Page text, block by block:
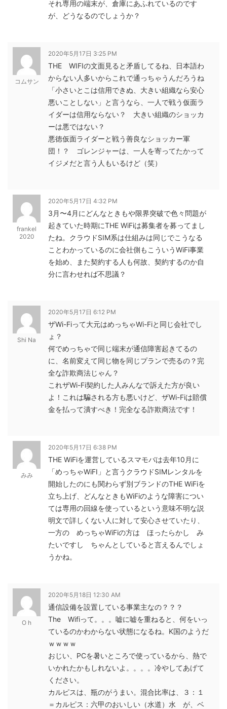
それ専用の端末が、倉庫にあふれているのです
が、どうなるのでしょうか？
コムサン
2020年5月17日 3:25 PM
THE WIFIの文面見ると矛盾してるね、日本語わ
からない人多いからこれで通っちゃうんだろうね
「小さいとこは信用できぬ、大きい組織なら安心
悪いことしない」と言うなら、一人で戦う仮面ラ
イダーは信用ならない？ 大きい組織のショッカ
ーは悪ではない？
悪徳仮面ライダーと戦う善良なショッカー軍
団！？ ゴレンジャーは、一人を寄ってたかって
イジメだと言う人もいるけど（笑）
frankel
2020
2020年5月17日 4:32 PM
3月〜4月にどんなときもや限界突破で色々問題が
起きていた時期にTHE WiFiは募集者を募ってまし
たね。クラウドSIM系は仕組みは同じでこうなる
ことわかっているのに会社側もこういうWiFi事業
を始め、また契約する人も何故、契約するのか自
分に言わせれば不思議？
Shi Na
2020年5月17日 6:12 PM
ザWi-Fiって大元はめっちゃWi-Fiと同じ会社でし
ょ？
何でめっちゃで同じ端末が通信障害起きてるの
に、名前変えて同じ物を同じプランで売るの？完
全な詐欺商法じゃん？
これザWi-Fi契約した人みんなで訴えた方が良い
よ！これは騙される方も悪いけど、ザWi-Fiは賠償
金を払って潰すべき！完全なる詐欺商法です！
みみ
2020年5月17日 6:38 PM
THE WiFiを運営しているスマモバは去年10月に
「めっちゃWiFI」と言うクラウドSIMレンタルを
開始したのにも関わらず別ブランドのTHE WiFiを
立ち上げ、どんなときもWiFiのような障害につい
ては専用の回線を使っているという意味不明な説
明文で詳しくない人に対して安心させていたり、
一方の めっちゃWiFiの方は ほったらかし み
たいですし ちゃんとしていると言えるんでしょ
うかね。
O h
2020年5月18日 12:30 AM
通信設備を設置している事業主なの？？？
The Wifiって。。。嘘に嘘を重ねると、何をいっ
ているのかわからない状態になるね。K国のようだ
ｗｗｗｗ
おじい、PCを暑いところで使っているから、熱で
いかれたかもしれないよ。。。。冷やしてあげて
ください。
カルピスは、瓶のがうまい。混合比率は、３：１
＝カルピス：六甲のおいしい（水道）水 が、ベ